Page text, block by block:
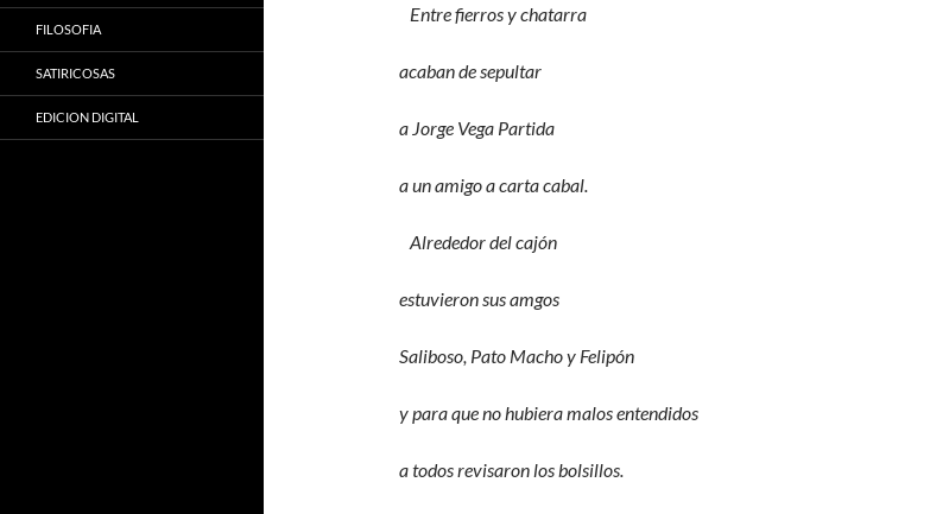
Entre fierros y chatarra
acaban de sepultar
a Jorge Vega Partida
a un amigo a carta cabal.
Alrededor del cajón
estuvieron sus amgos
Saliboso, Pato Macho y Felipón
y para que no hubiera malos entendidos
a todos revisaron los bolsillos.
FILOSOFIA
SATIRICOSAS
EDICION DIGITAL